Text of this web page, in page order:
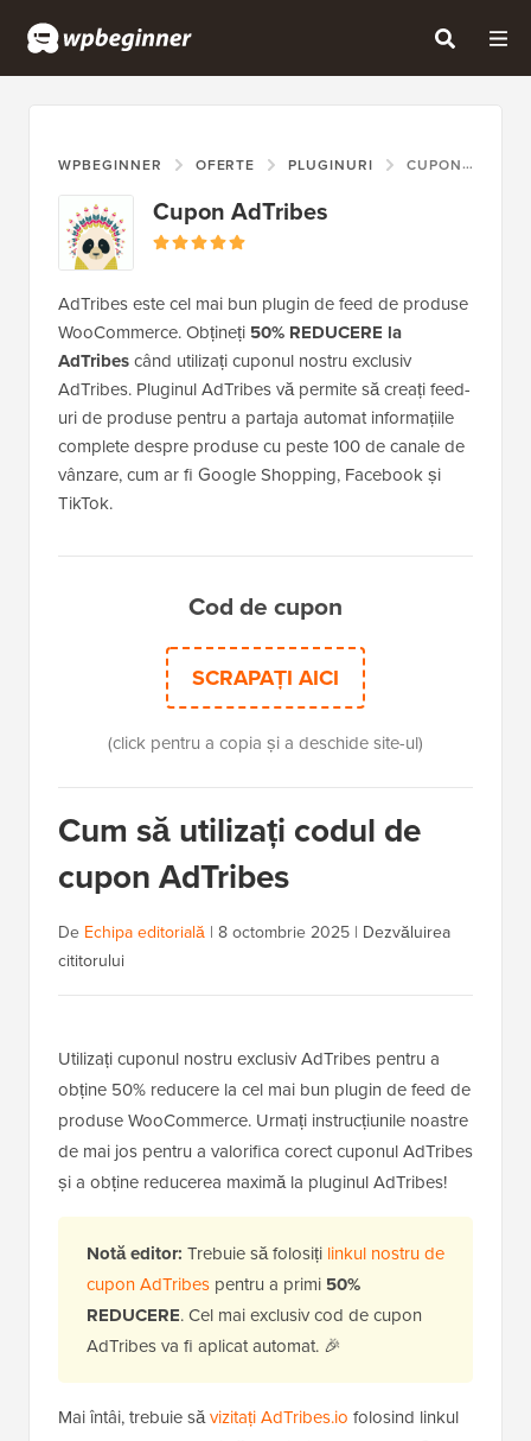
WPBEGINNER OFERTE PLUGINURI CUPON ADTRIBES
Cupon AdTribes
AdTribes este cel mai bun plugin de feed de produse
WooCommerce. Obțineți 50% REDUCERE la
AdTribescând utilizați cuponul nostru exclusiv
AdTribes. Pluginul AdTribes vă permite să creați feed-
uri de produse pentru a partaja automat informațiile
complete despre produse cu peste 100 de canale de
vânzare, cum ar fi Google Shopping, Facebook și
TikTok.
Cod de cupon
SCRAPAȚI AICI
(click pentru a copia și a deschide site-ul)
Cum să utilizați codul de
cupon AdTribes
De Echipa editorială | 8 octombrie 2025 | Dezvăluirea
cititorului
Utilizați cuponul nostru exclusiv AdTribes pentru a
obține 50% reducere la cel mai bun plugin de feed de
produse WooCommerce. Urmați instrucțiunile noastre
de mai jos pentru a valorifica corect cuponul AdTribes
și a obține reducerea maximă la pluginul AdTribes!
Notă editor: Trebuie să folosiți linkul nostru de
cupon AdTribes pentru a primi 50%
REDUCERE. Cel mai exclusiv cod de cupon
AdTribes va fi aplicat automat. 🎉
Mai întâi, trebuie săvizitați AdTribes.io folosind linkul